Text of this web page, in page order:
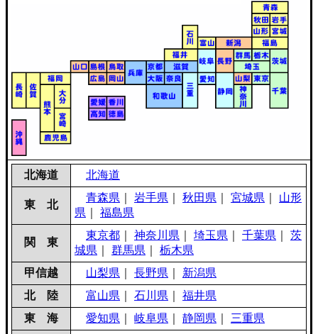
北海道 北海道
東 北
青森県 岩手県 秋田県 宮城県
山形
県
福島県
関 東
東京都 神奈川県 埼玉県 千葉県
茨
城県
群馬県
栃木県
甲信越
山梨県 長野県
新潟県
北 陸
富山県 石川県
福井県
東 海
愛知県 岐阜県 静岡県 三重県